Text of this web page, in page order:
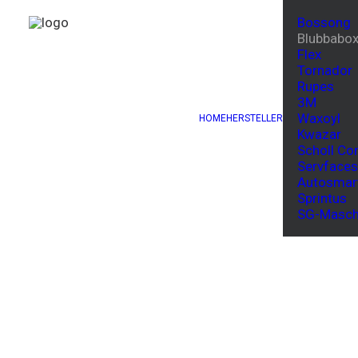
HOMEHERSTELLER
Bossong
Blubbabox
Flex
Tornador
Rupes
3M
Waxoyl
Kwazar
Scholl
Servfaces
Sprintus
SG-